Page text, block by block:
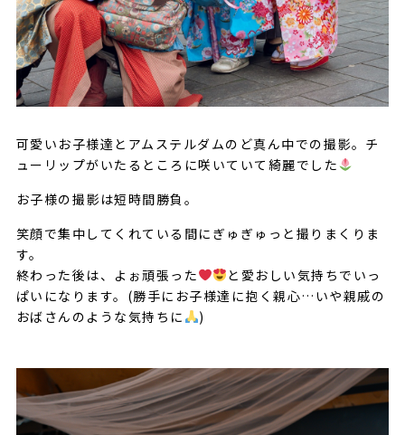
可愛いお子様達とアムステルダムのど真ん中での撮影。チ
ューリップがいたるところに咲いていて綺麗でした
お子様の撮影は短時間勝負。
笑顔で集中してくれている間にぎゅぎゅっと撮りまくりま
す。
終わった後は、よぉ頑張った
と愛おしい気持ちでいっ
ぱいになります。(勝手にお子様達に抱く親心…いや親戚の
おばさんのような気持ちに
)